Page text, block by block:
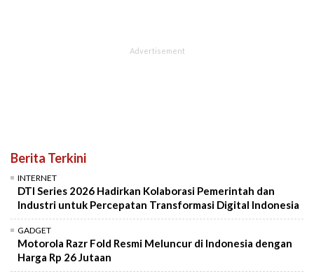
Berita Terkini
INTERNET
DTI Series 2026 Hadirkan Kolaborasi Pemerintah dan
Industri untuk Percepatan Transformasi Digital Indonesia
GADGET
Motorola Razr Fold Resmi Meluncur di Indonesia dengan
Harga Rp 26 Jutaan